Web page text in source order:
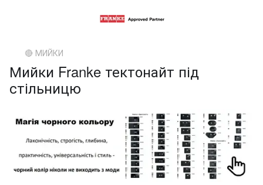
🔴 МИЙКИ
Мийки Franke тектонайт під
стільницю